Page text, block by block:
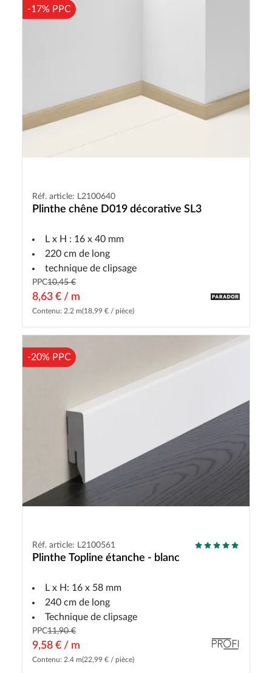
-17% PPC
Réf. article: L2100640
Plinthe chêne D019 décorative SL3
L x H : 16 x 40 mm
220 cm de long
technique de clipsage
PPC10,45 €
8,63 € / m
Contenu: 2.2 m(18,99 € / pièce)
-20% PPC
Réf. article: L2100561
Plinthe Topline étanche - blanc
L x H: 16 x 58 mm
240 cm de long
Technique de clipsage
PPC11,90 €
9,58 € / m
Contenu: 2.4 m(22,99 € / pièce)